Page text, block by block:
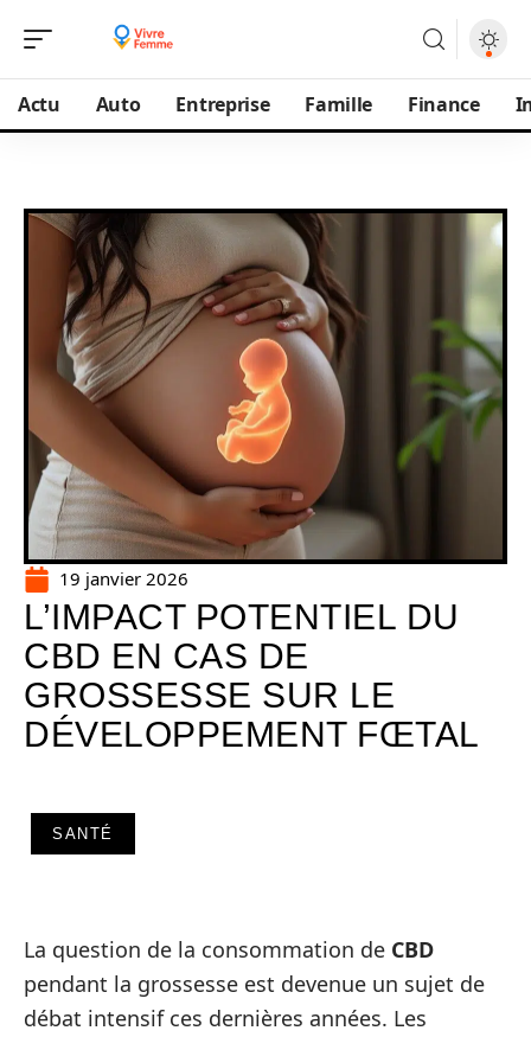
Actu Auto Entreprise Famille Finance
19 janvier 2026
L’IMPACT POTENTIEL DU
CBD EN CAS DE
GROSSESSE SUR LE
DÉVELOPPEMENT FŒTAL
SANTÉ
La question de la consommation de CBD
pendant la grossesse est devenue un sujet de
débat intensif ces dernières années. Les